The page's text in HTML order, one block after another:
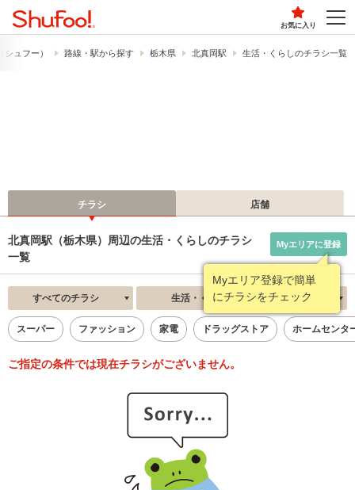
お気に入り
ュフー） 路線・駅から探す 栃木県 北真岡駅 生活・くらしのチラシ一覧
チラシ 店舗
北真岡駅（栃木県）周辺の生活・くらしのチラシ
一覧
Myエリア登録で簡単
にチラシをチェック
Myエリアに登録
すべてのチラシ 生活・くらし 新着順
スーパー ファッション 家電 ドラッグストア ホームセンタ
ご指定の条件では現在チラシがございません。